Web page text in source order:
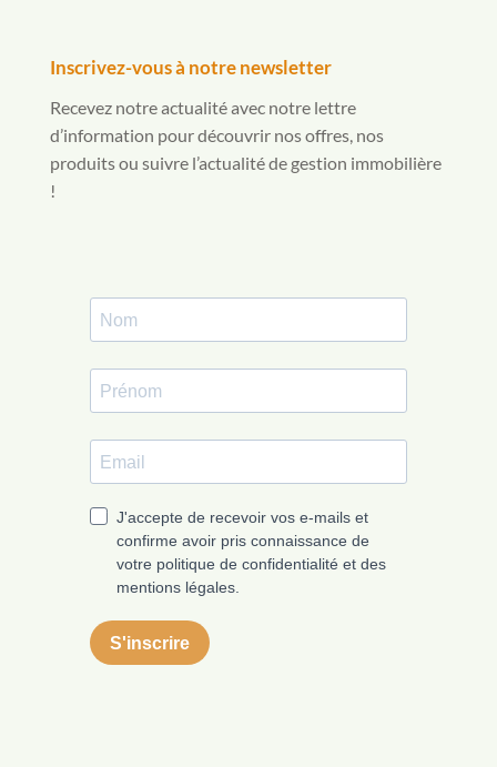
Inscrivez-vous à notre newsletter
Recevez notre actualité avec notre lettre
d’information pour découvrir nos offres, nos
produits ou suivre l’actualité de gestion immobilière
!